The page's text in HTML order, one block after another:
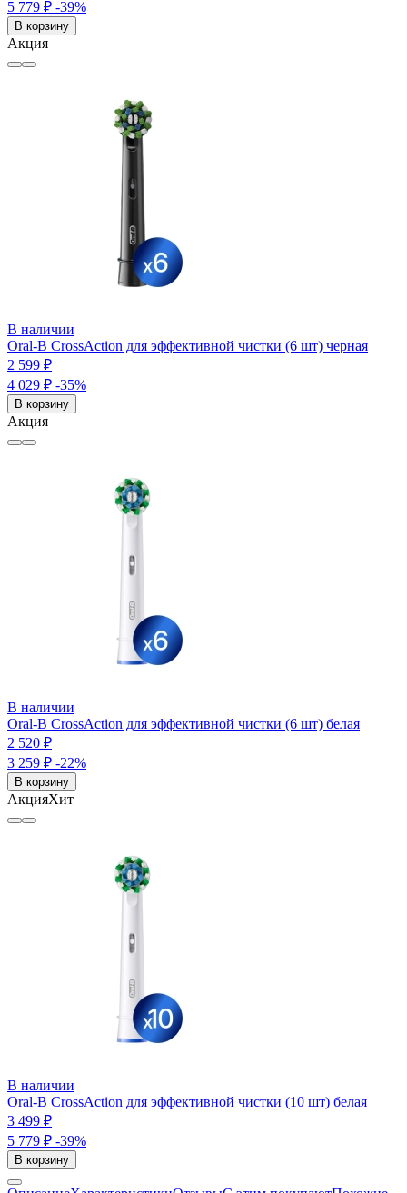
5 779 ₽ -39%
В корзину
Акция
В наличии
Oral-B CrossAction для эффективной чистки (6 шт) черная
2 599 ₽
4 029 ₽ -35%
В корзину
Акция
В наличии
Oral-B CrossAction для эффективной чистки (6 шт) белая
2 520 ₽
3 259 ₽ -22%
В корзину
АкцияХит
В наличии
Oral-B CrossAction для эффективной чистки (10 шт) белая
3 499 ₽
5 779 ₽ -39%
В корзину